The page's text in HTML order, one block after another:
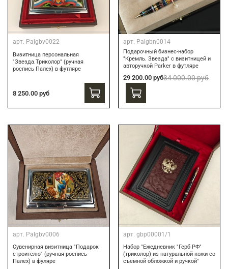
арт. Palgbv0022
Визитница персональная
"Звезда.Триколор" (ручная
роспись Палех) в футляре
8 250.00 руб
арт. Palgbn0014
Подарочный бизнес-набор
"Кремль. Звезда" с визитницей и
авторучкой Parker в футляре
29 200.00 руб34 000.00 руб
арт. Palgbv0006
Сувенирная визитница "Подарок
строителю" (ручная роспись
Палех) в фуляре
арт. gbp00001/1
Набор "Ежедневник "Герб РФ"
(триколор) из натуральной кожи со
съемной обложкой и ручкой"